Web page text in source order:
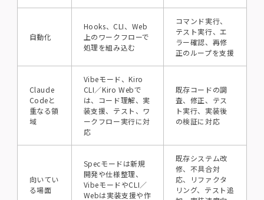
自動化
Hooks、CLI、Web
上のワークフローで
処理を組み込む
コマンド実行、
テスト実行、エ
ラー確認、再修
正のループを支援
Claude
Codeと
重なる領
域
Vibeモード、Kiro
CLI／Kiro Webで
は、コード理解、実
装支援、テスト、ワ
ークフロー実行に対
応
既存コードの調
査、修正、テス
ト実行、実装後
の検証に対応
向いてい
る場面
Specモードは新規
開発や仕様整理、
VibeモードやCLI／
Webは実装支援や作
既存システム改
修、不具合対
応、リファクタ
リング、テスト追